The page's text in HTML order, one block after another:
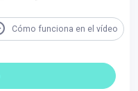
Cómo funciona en el vídeo